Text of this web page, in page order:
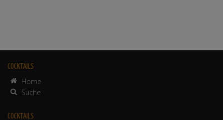
COCKTAILS
Home
Suche
COCKTAILS